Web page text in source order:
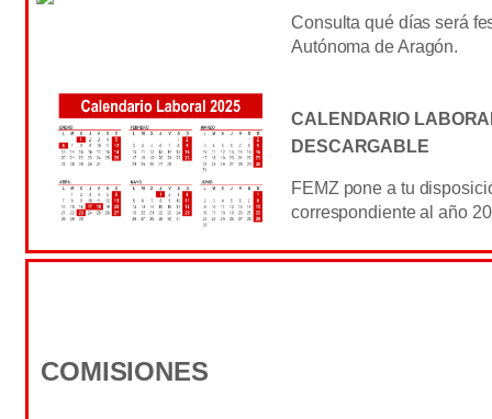
Consulta qué días será
Autónoma de Aragón.
CALENDARIO
DESCARGABLE
FEMZ pone a tu
correspondiente al año
COMISIONES